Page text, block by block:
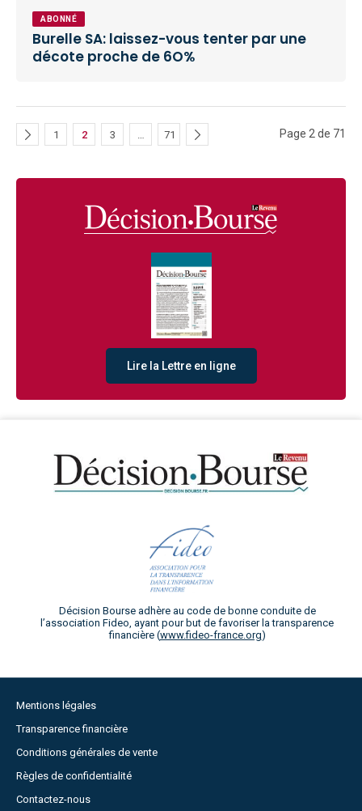
ABONNÉ
Burelle SA: laissez-vous tenter par une
décote proche de 6O%
Page 2 de 71
1 2 3 71
Lire la Lettre en ligne
Décision Bourse adhère au code de bonne conduite de
l’association Fideo, ayant pour but de favoriser la transparence
financière (www.fideo-france.org)
Mentions légales
Transparence financière
Conditions générales de vente
Règles de confidentialité
Contactez-nous